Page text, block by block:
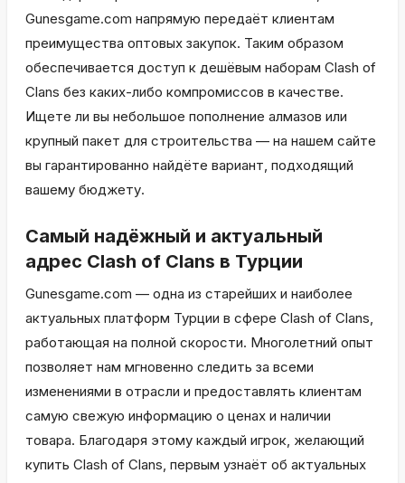
Gunesgame.com напрямую передаёт клиентам
преимущества оптовых закупок. Таким образом
обеспечивается доступ к дешёвым наборам Clash of
Clans без каких-либо компромиссов в качестве.
Ищете ли вы небольшое пополнение алмазов или
крупный пакет для строительства — на нашем сайте
вы гарантированно найдёте вариант, подходящий
вашему бюджету.
Самый надёжный и актуальный
адрес Clash of Clans в Турции
Gunesgame.com — одна из старейших и наиболее
актуальных платформ Турции в сфере Clash of Clans,
работающая на полной скорости. Многолетний опыт
позволяет нам мгновенно следить за всеми
изменениями в отрасли и предоставлять клиентам
самую свежую информацию о ценах и наличии
товара. Благодаря этому каждый игрок, желающий
купить Clash of Clans, первым узнаёт об актуальных